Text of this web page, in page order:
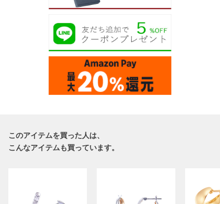
このアイテムを買った人は、
こんなアイテムも買っています。